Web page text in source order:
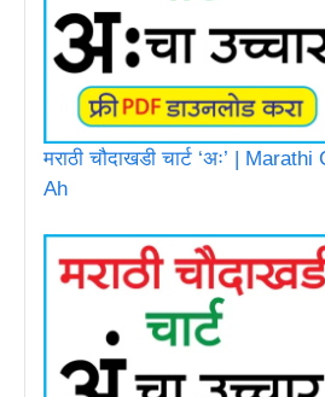
मराठी चौदाखडी चार्ट ‘अः’ |
Ah